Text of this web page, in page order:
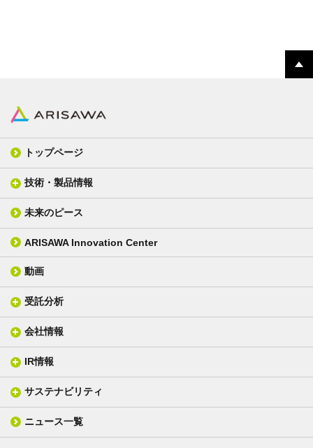
トップページ
技術・製品情報
FPC材料
カバーレイフィルム
銅張り積層板
層間接着シート
3D材料
電気絶縁・産業構造材料
織物製品
一般塗工製品
産業用構造材料
塗る
技術用語集
未来のピース
ARISAWA Innovation Center
動画
受託分析
分析メニュー(事例)
分析ニュース
会社情報
会社概要
事業所
関係企業
IR情報
IR情報トップ
サステナビリティ
サステナビリティ・マネジメント
ニュース一覧